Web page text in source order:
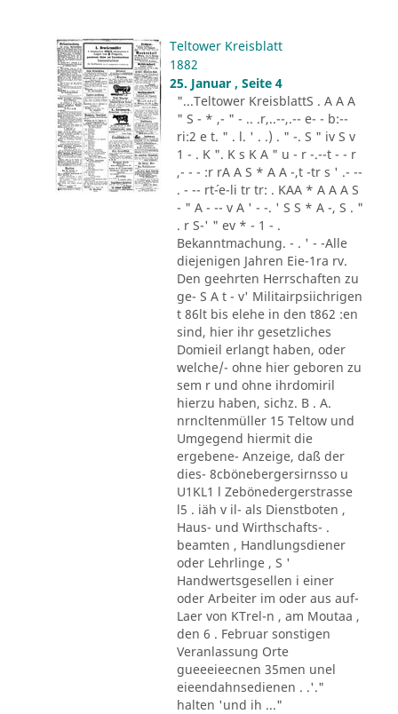
Teltower Kreisblatt
1882
25. Januar , Seite 4
"...Teltower KreisblattS . A A A
" S - * ,- " - .. .r,..--,.-- e- - b:--
ri:2 e t. " . l. ' . .) . " -. S " iv S v
1 - . K ". K s K A " u - r -.--t - - r
,- - - :r rA A S * A A -,t -tr s ' .- --
. - -- rt´-e-li tr tr: . KAA * A A A S
- " A - -- v A ' - -. ' S S * A -, S . "
. r S-' " ev * - 1 - .
Bekanntmachung. - . ' - -Alle
diejenigen Jahren Eie-1ra rv.
Den geehrten Herrschaften zu
ge- S A t - v' Militairpsiichrigen
t 86lt bis elehe in den t862 :en
sind, hier ihr gesetzliches
Domieil erlangt haben, oder
welche/- ohne hier geboren zu
sem r und ohne ihrdomiril
hierzu haben, sichz. B . A.
nrncltenmüller 15 Teltow und
Umgegend hiermit die
ergebene- Anzeige, daß der
dies- 8cbönebergersirnsso u
U1KL1 l Zebönedergerstrasse
l5 . iäh v il- als Dienstboten ,
Haus- und Wirthschafts- .
beamten , Handlungsdiener
oder Lehrlinge , S '
Handwertsgesellen i einer
oder Arbeiter im oder aus auf-
Laer von KTrel-n , am Moutaa ,
den 6 . Februar sonstigen
Veranlassung Orte
gueeeieecnen 35men unel
eieendahnsedienen . .'."
halten 'und ih ..."